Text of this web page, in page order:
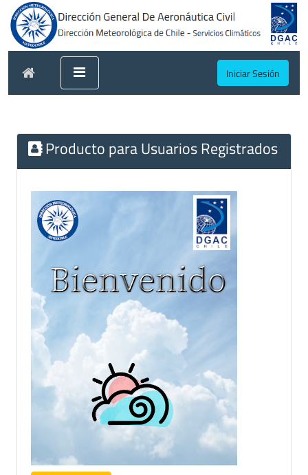
Iniciar Sesión
Producto para Usuarios Registrados